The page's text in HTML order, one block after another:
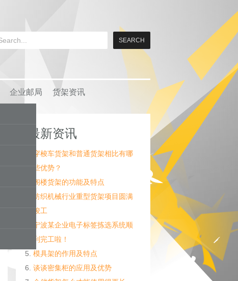
企业邮局 货架资讯
最新资讯
穿梭车货架和普通货架相比有哪
些优势？
阁楼货架的功能及特点
纺织机械行业重型货架项目圆满
竣工
宁波某企业电子标签拣选系统顺
利完工啦！
模具架的作用及特点
谈谈密集柜的应用及优势